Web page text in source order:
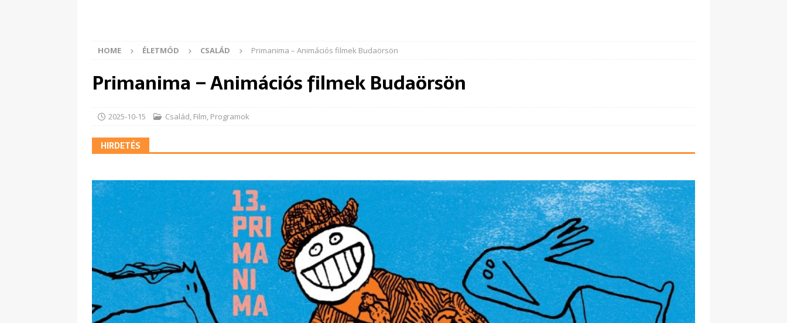
HOME ÉLETMÓD CSALÁD Primanima – Animációs filmek Budaörsön
Primanima – Animációs filmek Budaörsön
2025-10-15 Család, Film, Programok
HIRDETÉS